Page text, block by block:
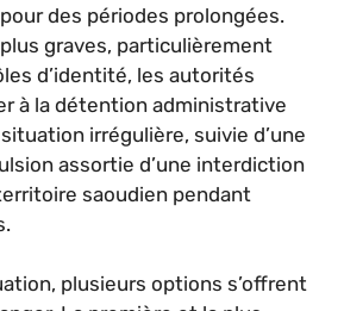
des périodes prolongées.
graves, particulièrement
d’identité, les autorités
à la détention administrative
irrégulière, suivie d’une
assortie d’une interdiction
saoudien pendant
plusieurs options s’offrent